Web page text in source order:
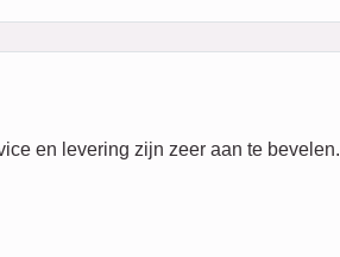
en levering zijn zeer aan te bevelen.